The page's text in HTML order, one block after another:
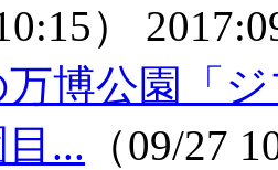
）
博公園「
... （09/27